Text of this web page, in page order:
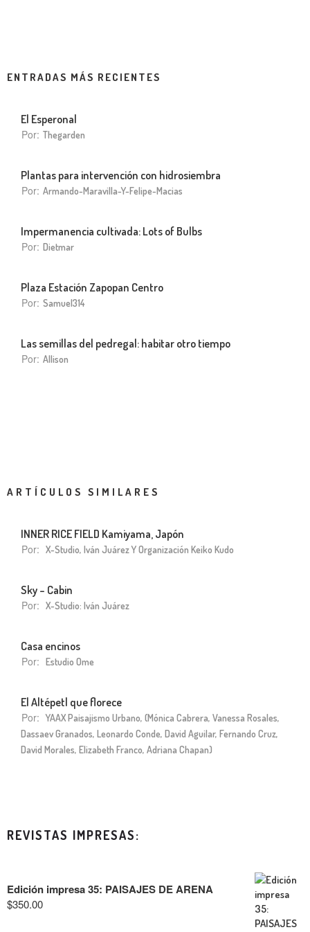
ENTRADAS MÁS RECIENTES
El Esperonal
Por: Thegarden
Plantas para intervención con hidrosiembra
Por: Armando-Maravilla-Y-Felipe-Macias
Impermanencia cultivada: Lots of Bulbs
Por: Dietmar
Plaza Estación Zapopan Centro
Por: Samuel314
Las semillas del pedregal: habitar otro tiempo
Por: Allison
ARTÍCULOS SIMILARES
INNER RICE FIELD Kamiyama, Japón
Por: X-Studio, Iván Juárez Y Organización Keiko Kudo
Sky – Cabin
Por: X-Studio: Iván Juárez
Casa encinos
Por: Estudio Ome
El Altépetl que florece
Por: YAAX Paisajismo Urbano, (Mónica Cabrera, Vanessa Rosales,
Dassaev Granados, Leonardo Conde, David Aguilar, Fernando Cruz,
David Morales, Elizabeth Franco, Adriana Chapan)
REVISTAS IMPRESAS:
Edición impresa 35: PAISAJES DE ARENA
$350.00